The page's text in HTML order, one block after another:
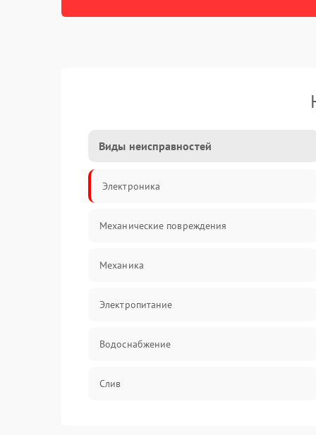
Виды неисправностей
Электроника
Механические повреждения
Механика
Электропитание
Водоснабжение
Слив